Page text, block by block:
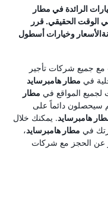
الرائدة في مطار
الوقت الحقيقي. قرر
وخيارات أسطول
مع جميع شركات تأجير
في مطار هامبرسايد
لجميع المواقع في مطار
سيحصلون دائماً على
هامبرسايد. يمكنك خلال
مطار هامبرسايد،
عن الحجز مع شركات